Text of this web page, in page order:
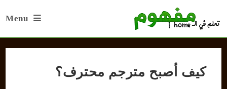
Menu
كيف أصبح مترجم محترف؟